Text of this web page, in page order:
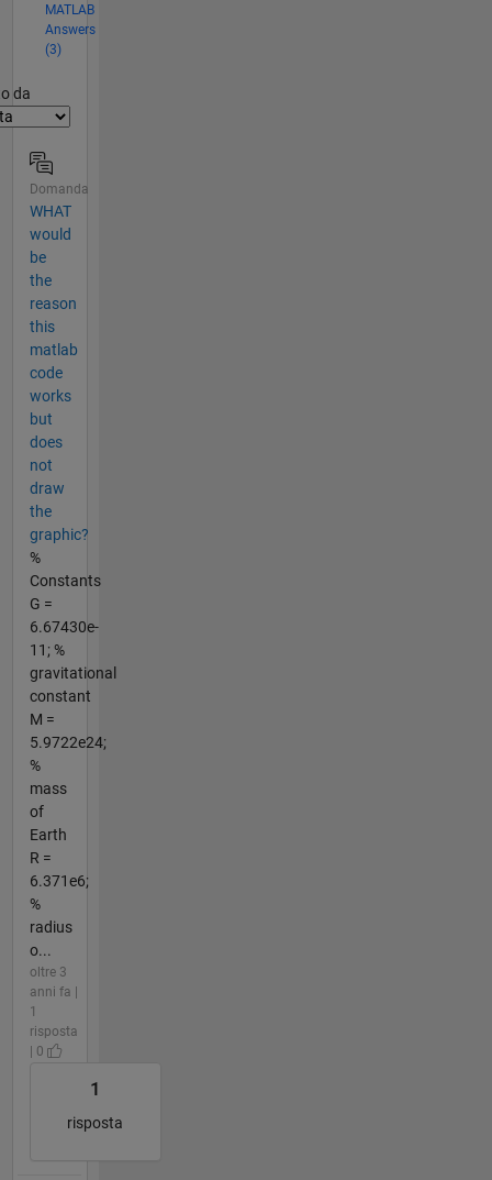
MATLAB
Answers
(3)
da
Domanda
WHAT
would
be
the
reason
this
matlab
code
works
but
does
not
draw
the
graphic?
%
Constants
G =
6.67430e-
11; %
gravitational
constant
M =
5.9722e24;
%
mass
of
Earth
R =
6.371e6;
%
radius
o...
oltre 3
anni fa |
1
risposta
| 0
1
risposta